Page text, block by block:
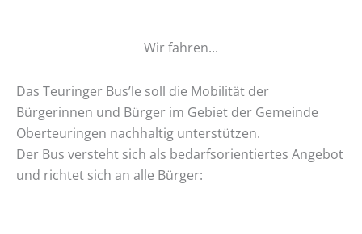
Wir fahren...
Das Teuringer Bus’le soll die Mobilität der
Bürgerinnen und Bürger im Gebiet der Gemeinde
Oberteuringen nachhaltig unterstützen.
Der Bus versteht sich als bedarfsorientiertes Angebot
und richtet sich an alle Bürger: